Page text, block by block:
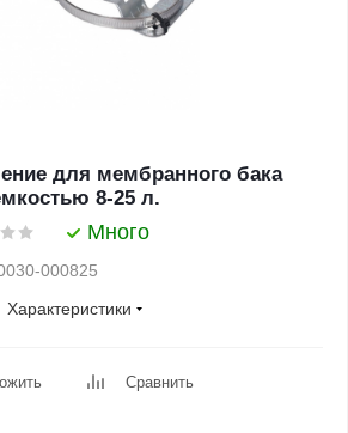
для мембранного бака
8-25 л.
Много
0030-000825
Характеристики
Сравнить